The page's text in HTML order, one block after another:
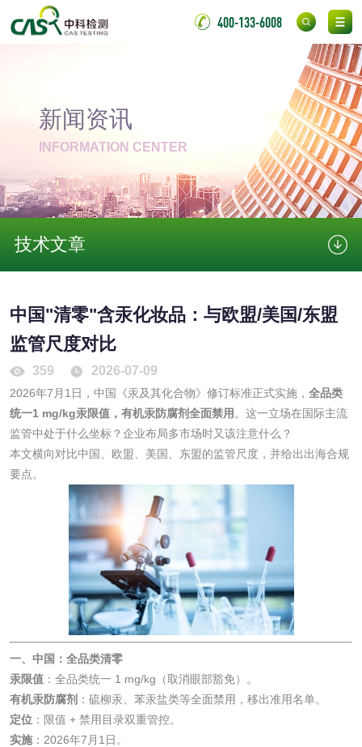
400-133-6008
新闻资讯
INFORMATION CENTER
技术文章
中国"清零"含汞化妆品：与欧盟/美国/东盟
监管尺度对比
359 2026-07-09
2026年7月1日，中国《汞及其化合物》修订标准正式实施， 全品类
统一1 mg/kg汞限值，有机汞防腐剂全面禁用。这一立场在国际主流
监管中处于什么坐标？企业布局多市场时又该注意什么？
本文横向对比中国、欧盟、美国、东盟的监管尺度，并给出出海合规
要点。
一、中国：全品类清零
汞限值 ：全品类统一 1 mg/kg（取消眼部豁免）。
有机汞防腐剂 ：硫柳汞、苯汞盐类等全面禁用，移出准用名单。
定位 ：限值 + 禁用目录双重管控。
实施 ：2026年7月1日。
化妆品眼刺激试验 化妆品皮肤刺激试
化妆品皮肤变态反
应试验
皮肤光变态反应试
验
日化产品
洗衣液检测 洗涤剂检测
清洗剂检测 日化产品毒理检测
水处理剂
水处理药剂检测 聚丙烯酰胺检测
工业乳状氢氧化钙
检测
三氯异氰尿酸检测 磷酸二氢铵检测
碳酸钙检测
活性炭检测